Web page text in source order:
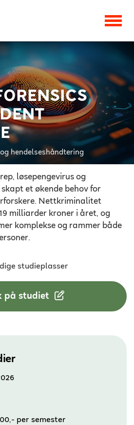
hendelseshåndtering
løsepengevirus og
et økende behov for
Nettkriminalitet
milliarder kroner i året, og
komplekse og rammer både
studieplasser
på studiet
per semester